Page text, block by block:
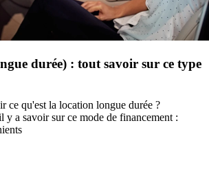
durée) : tout savoir sur ce type
ce qu'est la location longue durée ?
y a savoir sur ce mode de financement :